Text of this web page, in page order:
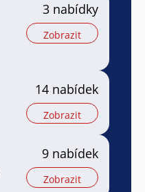
3 nabídky
Zobrazit
14 nabídek
Zobrazit
9 nabídek
Zobrazit